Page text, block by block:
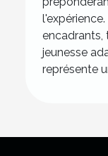
encadrants,
jeunesse
représente